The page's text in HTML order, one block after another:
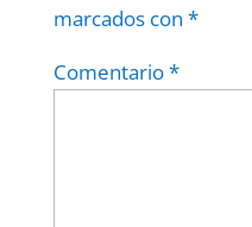
marcados con *
Comentario*